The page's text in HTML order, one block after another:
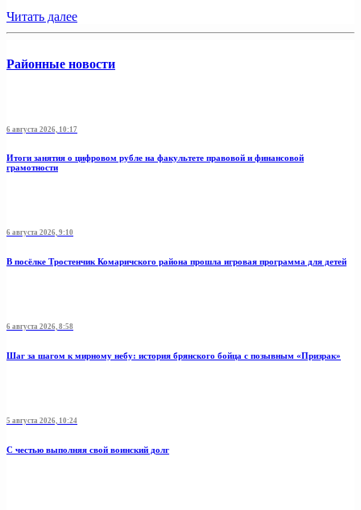
Читать далее
Районные новости
6 августа 2026, 10:17
Итоги занятия о цифровом рубле на факультете правовой и финансовой
грамотности
6 августа 2026, 9:10
В посёлке Тростенчик Комаричского района прошла игровая программа для детей
6 августа 2026, 8:58
Шаг за шагом к мирному небу: история брянского бойца с позывным «Призрак»
5 августа 2026, 10:24
С честью выполняя свой воинский долг